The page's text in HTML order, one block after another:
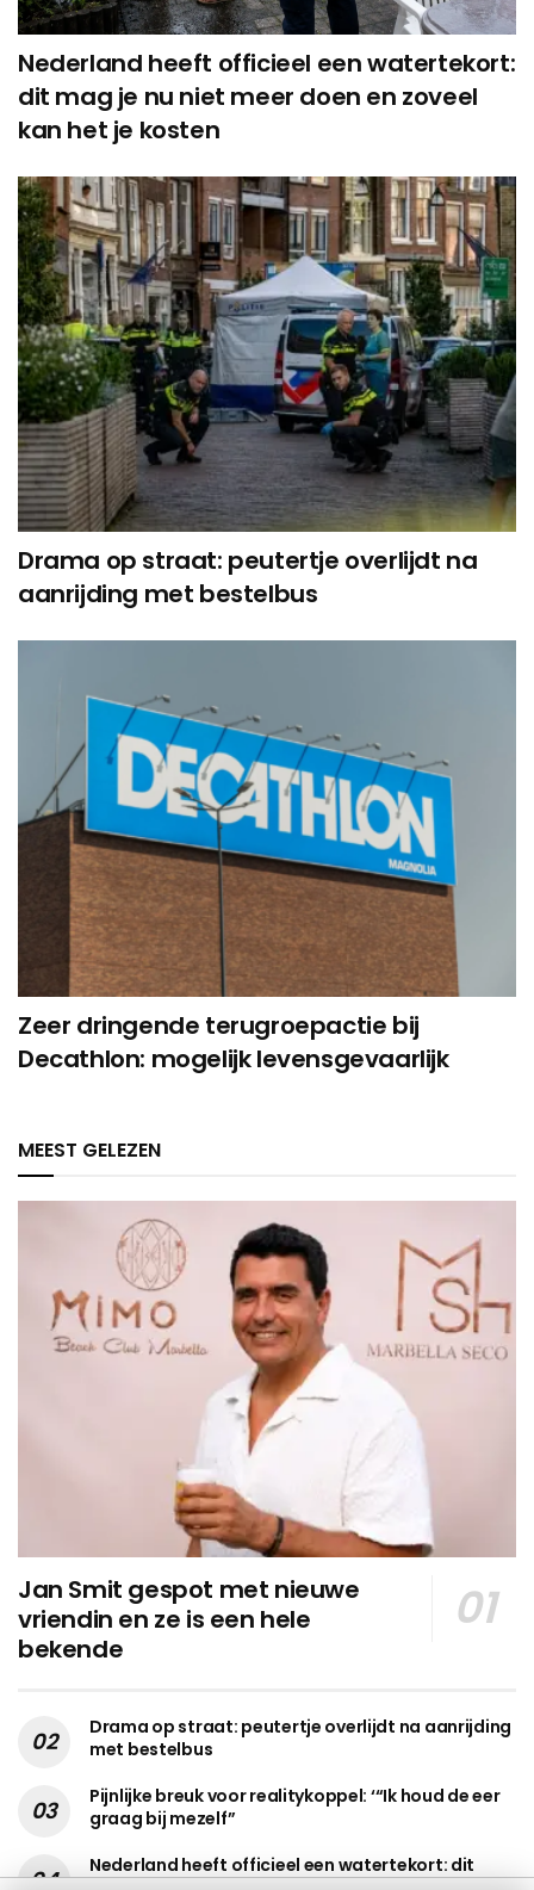
Nederland heeft officieel een watertekort:
dit mag je nu niet meer doen en zoveel
kan het je kosten
Drama op straat: peutertje overlijdt na
aanrijding met bestelbus
Zeer dringende terugroepactie bij
Decathlon: mogelijk levensgevaarlijk
MEEST GELEZEN
Jan Smit gespot met nieuwe
vriendin en ze is een hele
bekende
Drama op straat: peutertje overlijdt na aanrijding
met bestelbus
Pijnlijke breuk voor realitykoppel: ‘“Ik houd de eer
graag bij mezelf”
Nederland heeft officieel een watertekort: dit